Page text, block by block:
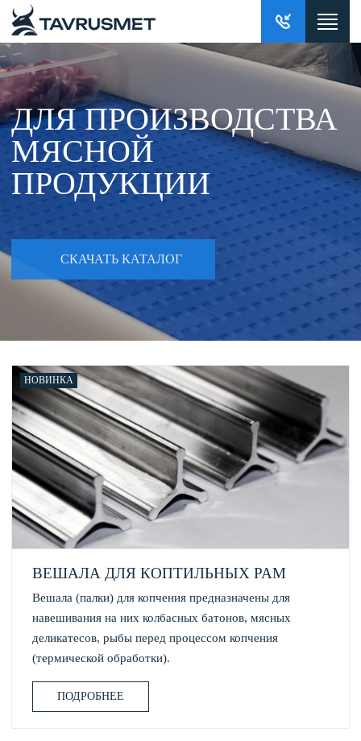
ДЛЯ ПРОИЗВОДСТВА
МЯСНОЙ
ПРОДУКЦИИ
СКАЧАТЬ КАТАЛОГ
НОВИНКА
ВЕШАЛА ДЛЯ КОПТИЛЬНЫХ РАМ
Вешала (палки) для копчения предназначены для
навешивания на них колбасных батонов, мясных
деликатесов, рыбы перед процессом копчения
(термической обработки).
ПОДРОБНЕЕ